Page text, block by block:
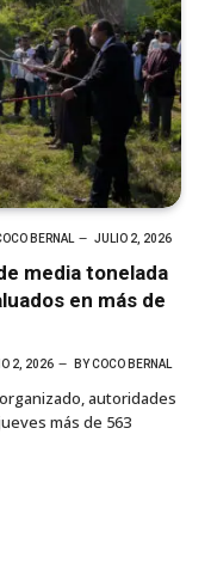
BERNAL JULIO 2, 2026
media tonelada
en más de
2, 2026 BYCOCO BERNAL
autoridades
más de 563